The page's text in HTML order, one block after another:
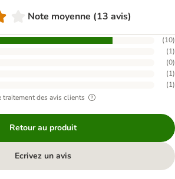
Note moyenne (13 avis)
(10)
(1)
(0)
(1)
(1)
des avis clients
Retour au produit
Ecrivez un avis